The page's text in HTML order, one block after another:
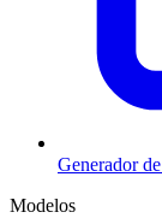
Generador
Modelos